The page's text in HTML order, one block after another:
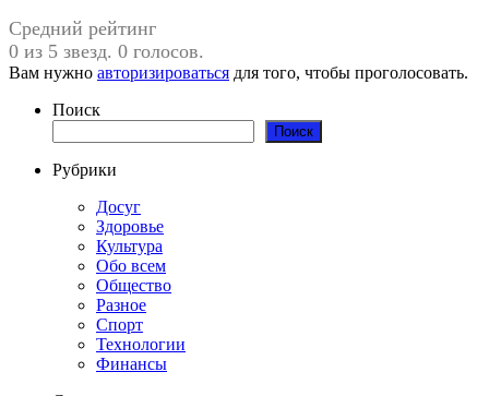
Средний рейтинг
0 из 5 звезд. 0 голосов.
Вам нужно авторизироваться для того, чтобы проголосовать.
Поиск
Поиск
Рубрики
Досуг
Здоровье
Культура
Обо всем
Общество
Разное
Спорт
Технологии
Финансы